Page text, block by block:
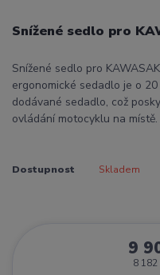
Snížené sedlo pro
Snížené sedlo pro
ergonomické sedadlo je o
dodávané sedadlo, což
ovládání motocyklu na místě.
Dostupnost Skladem
9
8 182